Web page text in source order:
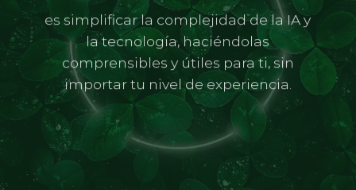
es simplificar la complejidad de la IA y
la tecnología, haciéndolas
comprensibles y útiles para ti, sin
importar tu nivel de experiencia.